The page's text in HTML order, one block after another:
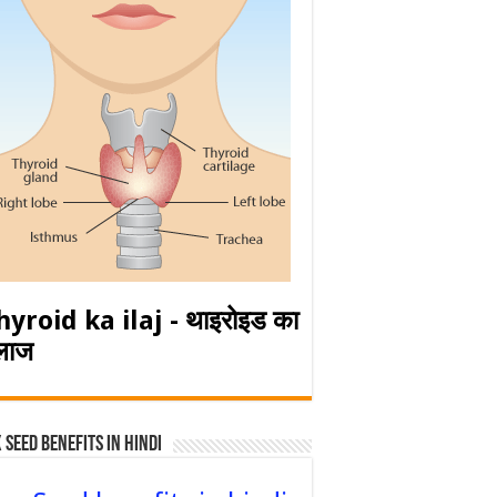
ka ilaj - थाइरोइड का
Seed Benefits in hindi